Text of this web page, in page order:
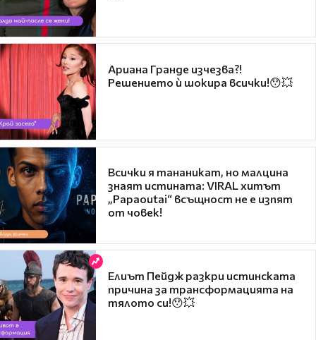
Ариана Гранде изчезва?!
Решението ѝ шокира всички!😯💥
Всички я тананикат, но малцина
знаят истината: VIRAL хитът
„Papaoutai“ всъщност не е изпят
от човек!
Елиът Пейдж разкри истинската
причина за трансформацията на
тялото си!😯💥